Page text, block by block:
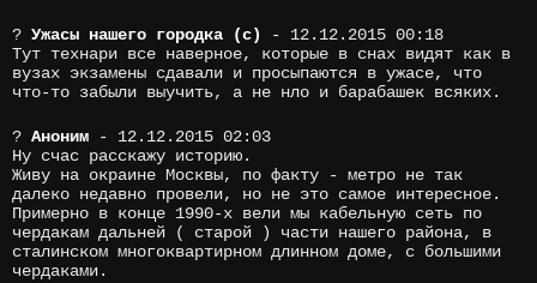
? Ужасы нашего городка (c)
- 12.12.2015 00:18
Тут технари все наверное, которые в снах видят как в
вузах экзамены сдавали и просыпаются в ужасе, что
что-то забыли выучить, а не нло и барабашек всяких.
? Аноним - 12.12.2015 02:03
Ну счас расскажу историю.
Живу на окраине Москвы, по факту - метро не так
далеко недавно провели, но не это самое интересное.
Примерно в конце 1990-х вели мы кабельную сеть по
чердакам дальней ( старой ) части нашего района, в
сталинском многоквартирном длинном доме, с большими
чердаками.